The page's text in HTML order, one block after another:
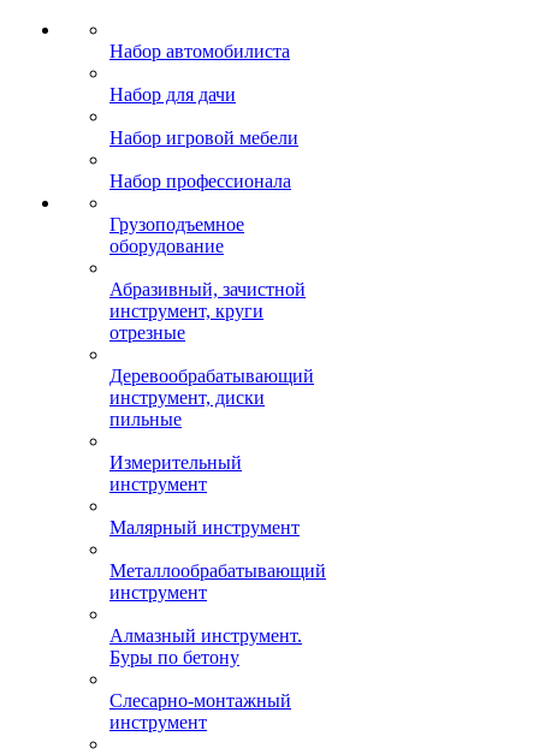
Набор автомобилиста
Набор для дачи
Набор игровой мебели
Набор профессионала
Грузоподъемное
оборудование
Абразивный, зачистной
инструмент, круги
отрезные
Деревообрабатывающий
инструмент, диски
пильные
Измерительный
инструмент
Малярный инструмент
Металлообрабатывающий
инструмент
Алмазный инструмент.
Буры по бетону
Слесарно-монтажный
инструмент